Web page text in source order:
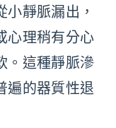
靜脈漏出，
心理稍有分心
。這種靜脈滲
遍的器質性退